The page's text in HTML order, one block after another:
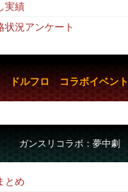
実績
状況アンケート
ドルフロ コラボイベント
ガンスリコラボ：夢中劇
とめ